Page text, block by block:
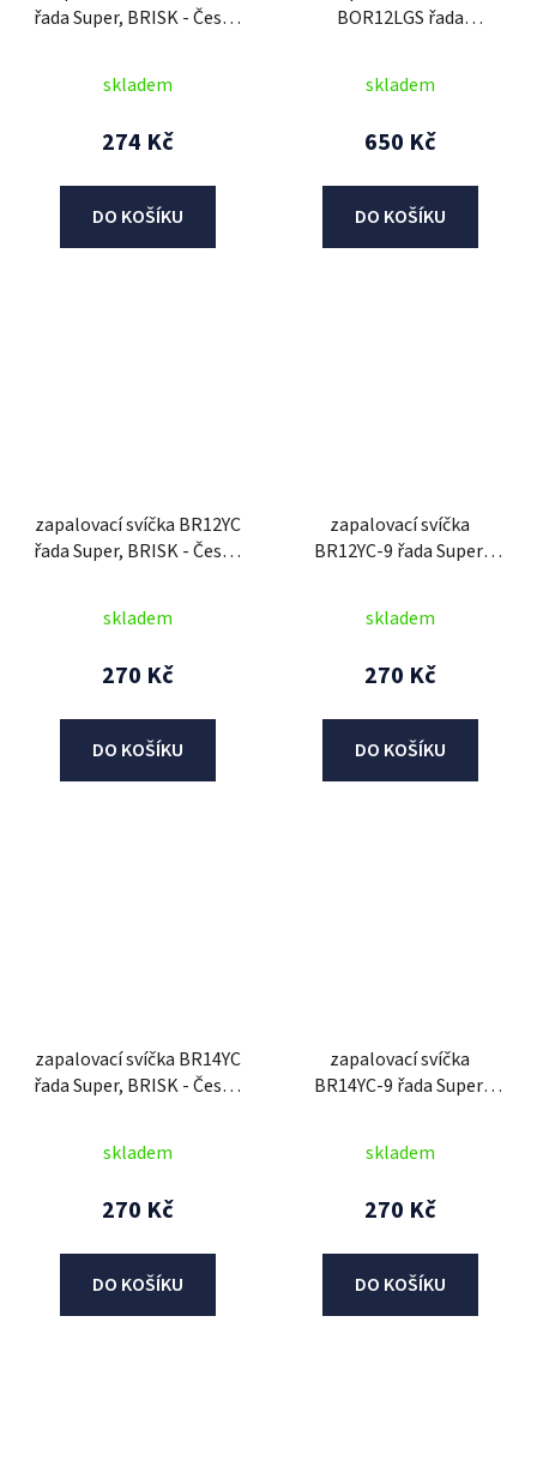
řada Super, BRISK - Česká
skladem
274 Kč
DO KOŠÍKU
BOR12LGS řada
skladem
650 Kč
DO KOŠÍKU
zapalovací svíčka BR12YC
řada Super, BRISK - Česká
skladem
270 Kč
DO KOŠÍKU
zapalovací svíčka
BR12YC-9 řada Super,
skladem
270 Kč
DO KOŠÍKU
zapalovací svíčka BR14YC
řada Super, BRISK - Česká
skladem
270 Kč
DO KOŠÍKU
zapalovací svíčka
BR14YC-9 řada Super,
skladem
270 Kč
DO KOŠÍKU